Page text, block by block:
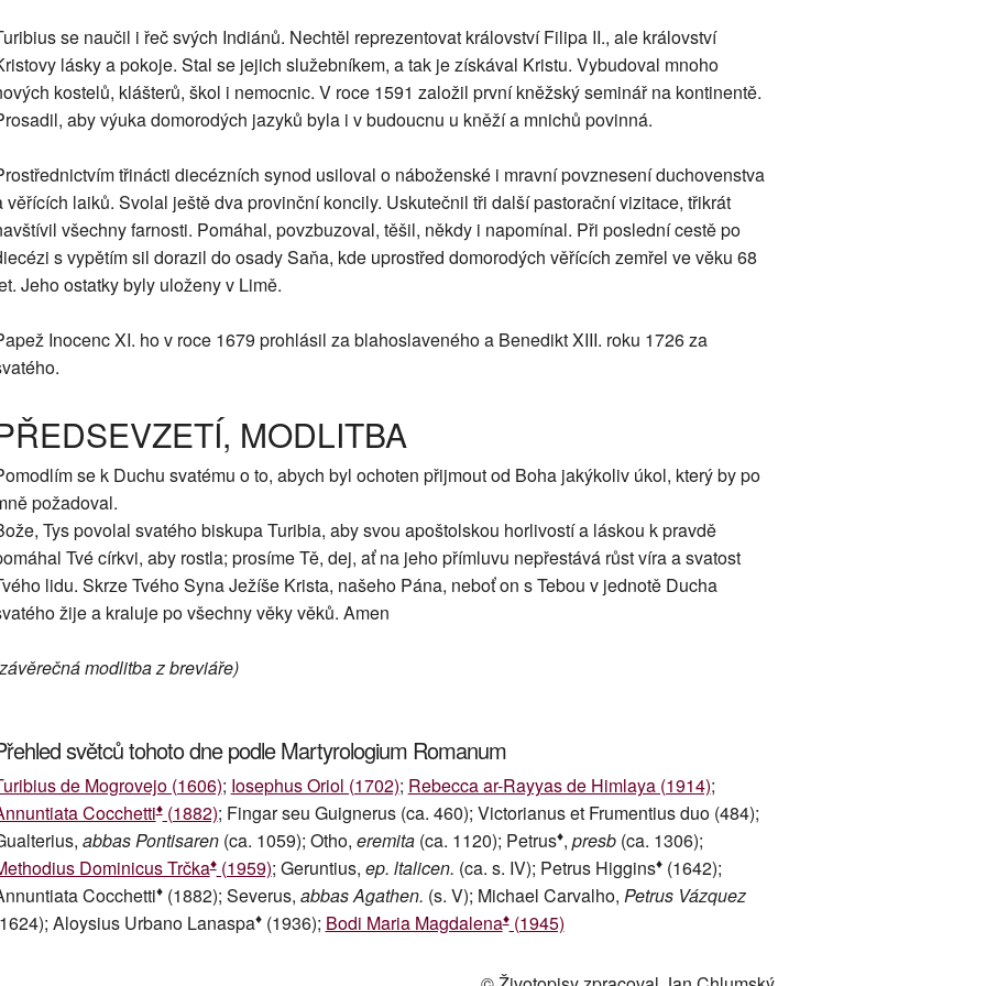
se naučil i řeč svých Indiánů. Nechtěl reprezentovat království Filipa II., ale království
lásky a pokoje. Stal se jejich služebníkem, a tak je získával Kristu. Vybudoval mnoho
kostelů, klášterů, škol i nemocnic. V roce 1591 založil první kněžský seminář na kontinentě.
aby výuka domorodých jazyků byla i v budoucnu u kněží a mnichů povinná.
třinácti diecézních synod usiloval o náboženské i mravní povznesení duchovenstva
věřících laiků. Svolal ještě dva provinční koncily. Uskutečnil tři další pastorační vizitace, třikrát
všechny farnosti. Pomáhal, povzbuzoval, těšil, někdy i napomínal. Při poslední cestě po
s vypětím sil dorazil do osady Saňa, kde uprostřed domorodých věřících zemřel ve věku 68
Jeho ostatky byly uloženy v Limě.
Inocenc XI. ho v roce 1679 prohlásil za blahoslaveného a Benedikt XIII. roku 1726 za
MODLITBA
se k Duchu svatému o to, abych byl ochoten přijmout od Boha jakýkoliv úkol, který by po
požadoval.
Tys povolal svatého biskupa Turibia, aby svou apoštolskou horlivostí a láskou k pravdě
Tvé církvi, aby rostla; prosíme Tě, dej, ať na jeho přímluvu nepřestává růst víra a svatost
lidu. Skrze Tvého Syna Ježíše Krista, našeho Pána, neboť on s Tebou v jednotě Ducha
žije a kraluje po všechny věky věků. Amen
modlitba z breviáře)
světců tohoto dne podle Martyrologium Romanum
de Mogrovejo (1606); Iosephus Oriol (1702); Rebecca ar-Rayyas de Himlaya (1914);
Cocchetti♦(1882); Fingar seu Guignerus (ca. 460); Victorianus et Frumentius duo (484);
abbas Pontisaren(ca. 1059); Otho, eremita(ca. 1120); Petrus♦, presb(ca. 1306);
Dominicus Trčka♦(1959); Geruntius, ep. ltalicen. (ca. s. IV); Petrus Higgins♦(1642);
Cocchetti♦(1882); Severus, abbas Agathen. (s. V); Michael Carvalho, Petrus Vázquez
Aloysius Urbano Lanaspa♦(1936); Bodi Maria Magdalena♦(1945)